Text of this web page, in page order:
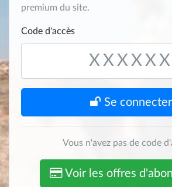
premium du site.
Code d'accès
Se connecter
Vous n'avez pas de code
Voir les offres